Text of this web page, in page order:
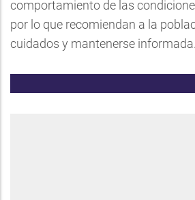
comportamiento de las
por lo que recomiendan a la
cuidados y mantenerse informada.